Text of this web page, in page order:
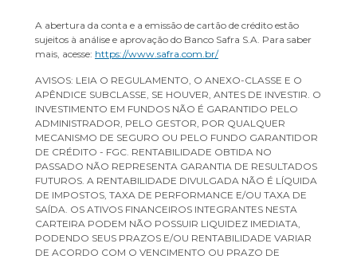
A abertura da conta e a emissão de cartão de crédito estão
sujeitos à análise e aprovação do Banco Safra S.A. Para saber
mais, acesse: https://www.safra.com.br/
AVISOS: LEIA O REGULAMENTO, O ANEXO-CLASSE E O
APÊNDICE SUBCLASSE, SE HOUVER, ANTES DE INVESTIR. O
INVESTIMENTO EM FUNDOS NÃO É GARANTIDO PELO
ADMINISTRADOR, PELO GESTOR, POR QUALQUER
MECANISMO DE SEGURO OU PELO FUNDO GARANTIDOR
DE CRÉDITO - FGC. RENTABILIDADE OBTIDA NO
PASSADO NÃO REPRESENTA GARANTIA DE RESULTADOS
FUTUROS. A RENTABILIDADE DIVULGADA NÃO É LÍQUIDA
DE IMPOSTOS, TAXA DE PERFORMANCE E/OU TAXA DE
SAÍDA. OS ATIVOS FINANCEIROS INTEGRANTES NESTA
CARTEIRA PODEM NÃO POSSUIR LIQUIDEZ IMEDIATA,
PODENDO SEUS PRAZOS E/OU RENTABILIDADE VARIAR
DE ACORDO COM O VENCIMENTO OU PRAZO DE